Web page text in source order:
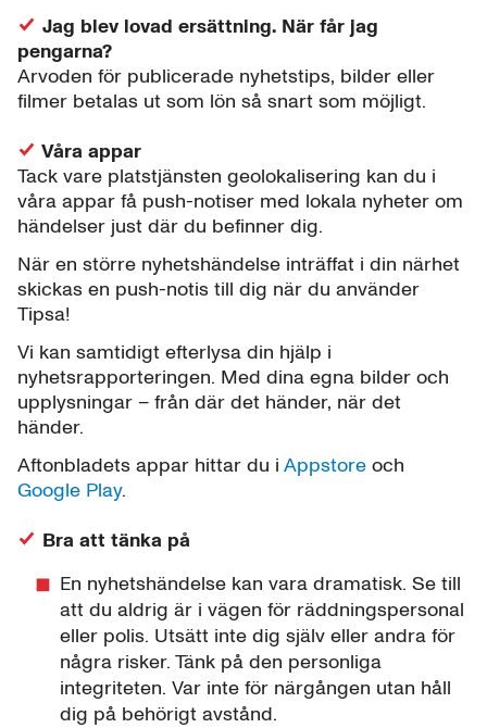
Jag blev lovad ersättning. När får jag
pengarna?
Arvoden för publicerade nyhetstips, bilder eller
filmer betalas ut som lön så snart som möjligt.
Våra appar
Tack vare platstjänsten geolokalisering kan du i
våra appar få push-notiser med lokala nyheter om
händelser just där du befinner dig.
När en större nyhetshändelse inträffat i din närhet
skickas en push-notis till dig när du använder
Tipsa!
Vi kan samtidigt efterlysa din hjälp i
nyhetsrapporteringen. Med dina egna bilder och
upplysningar – från där det händer, när det
händer.
Aftonbladets appar hittar du i Appstore och
Google Play.
Bra att tänka på
En nyhetshändelse kan vara dramatisk. Se till
att du aldrig är i vägen för räddningspersonal
eller polis. Utsätt inte dig själv eller andra för
några risker. Tänk på den personliga
integriteten. Var inte för närgången utan håll
dig på behörigt avstånd.